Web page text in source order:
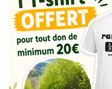
MEMBRES
SE CONNECTER
INSCRIPTION GRATUITE
MOT DE PASSE OUBLIÉ